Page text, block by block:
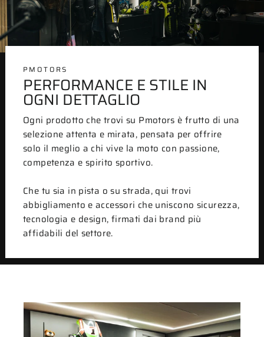
PMOTORS
PERFORMANCE E STILE IN
OGNI DETTAGLIO
Ogni prodotto che trovi su Pmotors è frutto di una
selezione attenta e mirata, pensata per offrire
solo il meglio a chi vive la moto con passione,
competenza e spirito sportivo.
Che tu sia in pista o su strada, qui trovi
abbigliamento e accessori che uniscono sicurezza,
tecnologia e design, firmati dai brand più
affidabili del settore.